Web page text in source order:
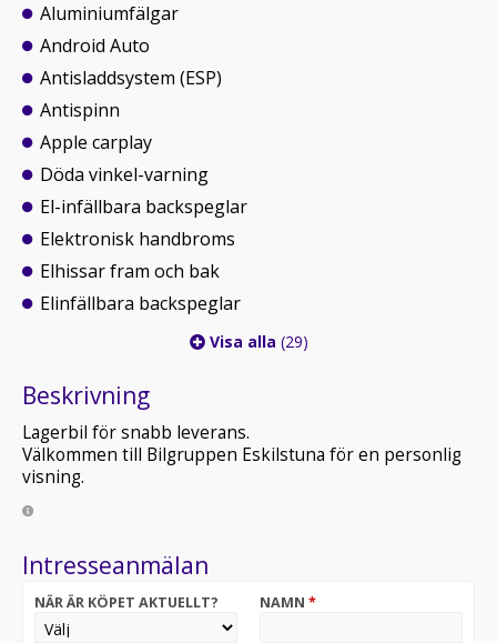
Aluminiumfälgar
Android Auto
Antisladdsystem (ESP)
Antispinn
Apple carplay
Döda vinkel-varning
El-infällbara backspeglar
Elektronisk handbroms
Elhissar fram och bak
Elinfällbara backspeglar
Visa alla (29)
Beskrivning
Lagerbil för snabb leverans.
Välkommen till Bilgruppen Eskilstuna för en personlig
visning.
Intresseanmälan
NÄR ÄR KÖPET AKTUELLT? NAMN *